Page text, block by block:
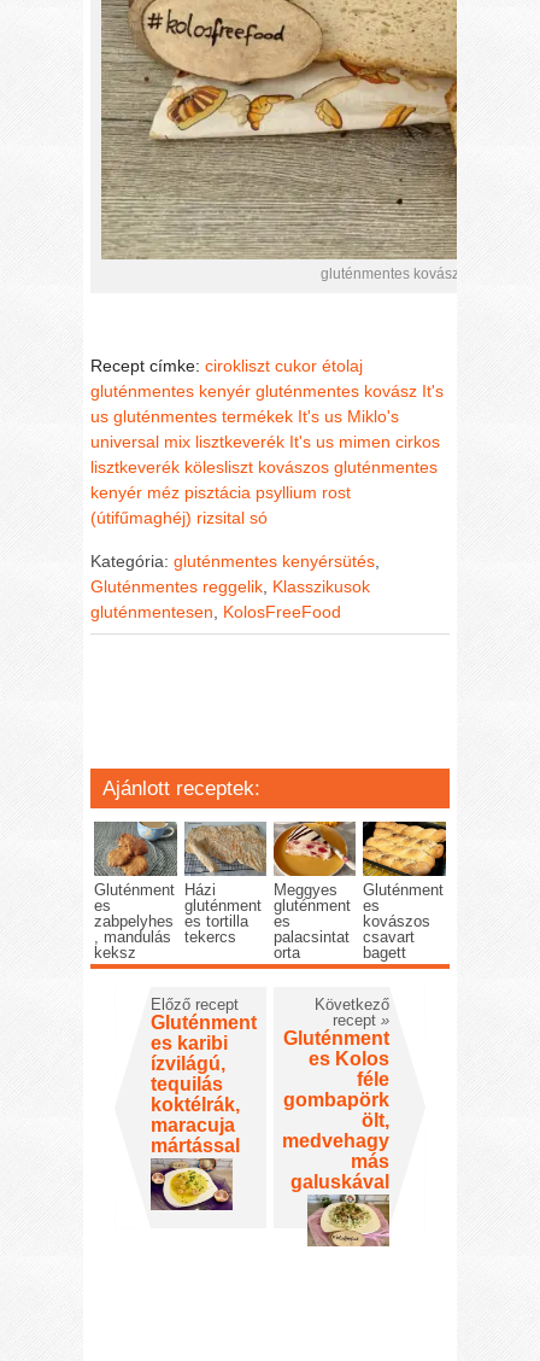
gluténmentes kovászos,
Recept címke:cirokliszt cukor étolaj
gluténmentes kenyér gluténmentes kovász It's
us gluténmentes termékek It's us Miklo's
universal mix lisztkeverék It's us mimen cirkos
lisztkeverék kölesliszt kovászos gluténmentes
kenyér méz pisztácia psyllium rost
(útifűmaghéj) rizsital só
Kategória:gluténmentes kenyérsütés
Gluténmentes reggelik Klasszikusok
gluténmentesen
KolosFreeFood
Ajánlott receptek:
Gluténment
es
zabpelyhes
, mandulás
keksz
Házi
gluténment
es tortilla
tekercs
Meggyes
gluténment
es
palacsintat
orta
Gluténment
es
kovászos
csavart
bagett
Előző recept
Gluténment
es karibi
ízvilágú,
tequilás
koktélrák,
maracuja
mártással
Következő
recept »
Gluténment
es Kolos
féle
gombapörk
ölt,
medvehagy
más
galuskával